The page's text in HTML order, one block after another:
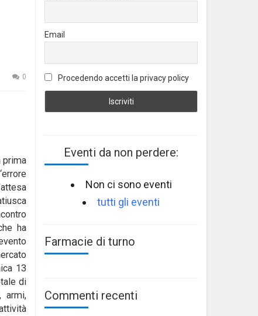
0
prima
ha
13
di
armi,
Email
Procedendo accetti la privacy policy
Eventi da non perdere:
Non ci sono eventi
tutti gli eventi
Farmacie di turno
Commenti recenti